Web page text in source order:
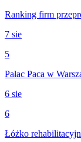
Ranking firm
7 sie
5
Pałac Paca w
6 sie
6
Łóżko